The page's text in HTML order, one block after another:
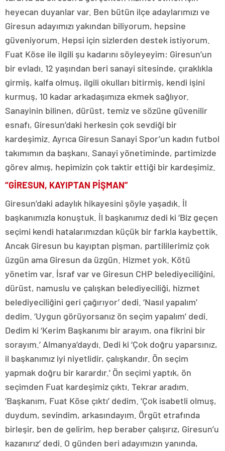
heyecan duyanlar var. Ben bütün ilçe adaylarımızı ve
Giresun adayımızı yakından biliyorum, hepsine
güveniyorum. Hepsi için sizlerden destek istiyorum.
Fuat Köse ile ilgili şu kadarını söyleyeyim: Giresun’un
bir evladı. 12 yaşından beri sanayi sitesinde, çıraklıkla
girmiş, kalfa olmuş, ilgili okulları bitirmiş, kendi işini
kurmuş, 10 kadar arkadaşımıza ekmek sağlıyor.
Sanayinin bilinen, dürüst, temiz ve sözüne güvenilir
esnafı, Giresun’daki herkesin çok sevdiği bir
kardeşimiz. Ayrıca Giresun Sanayi Spor’un kadın futbol
takımımın da başkanı. Sanayi yönetiminde, partimizde
görev almış, hepimizin çok taktir ettiği bir kardeşimiz.
“GİRESUN, KAYIPTAN PİŞMAN”
Giresun’daki adaylık hikayesini şöyle yaşadık. İl
başkanımızla konuştuk. İl başkanımız dedi ki ‘Biz geçen
seçimi kendi hatalarımızdan küçük bir farkla kaybettik.
Ancak Giresun bu kayıptan pişman, partililerimiz çok
üzgün ama Giresun da üzgün. Hizmet yok. Kötü
yönetim var. İsraf var ve Giresun CHP belediyeciliğini,
dürüst, namuslu ve çalışkan belediyeciliği, hizmet
belediyeciliğini geri çağırıyor’ dedi. ‘Nasıl yapalım’
dedim. ‘Uygun görüyorsanız ön seçim yapalım’ dedi.
Dedim ki ‘Kerim Başkanımı bir arayım, ona fikrini bir
sorayım.’ Almanya’daydı. Dedi ki ‘Çok doğru yaparsınız,
il başkanımız iyi niyetlidir, çalışkandır. Ön seçim
yapmak doğru bir karardır.’ Ön seçimi yaptık, ön
seçimden Fuat kardeşimiz çıktı. Tekrar aradım.
‘Başkanım, Fuat Köse çıktı’ dedim. ‘Çok isabetli olmuş,
duydum, sevindim, arkasındayım. Örgüt etrafında
birleşir, ben de gelirim, hep beraber çalışırız, Giresun’u
kazanırız’ dedi. O günden beri adayımızın yanında,